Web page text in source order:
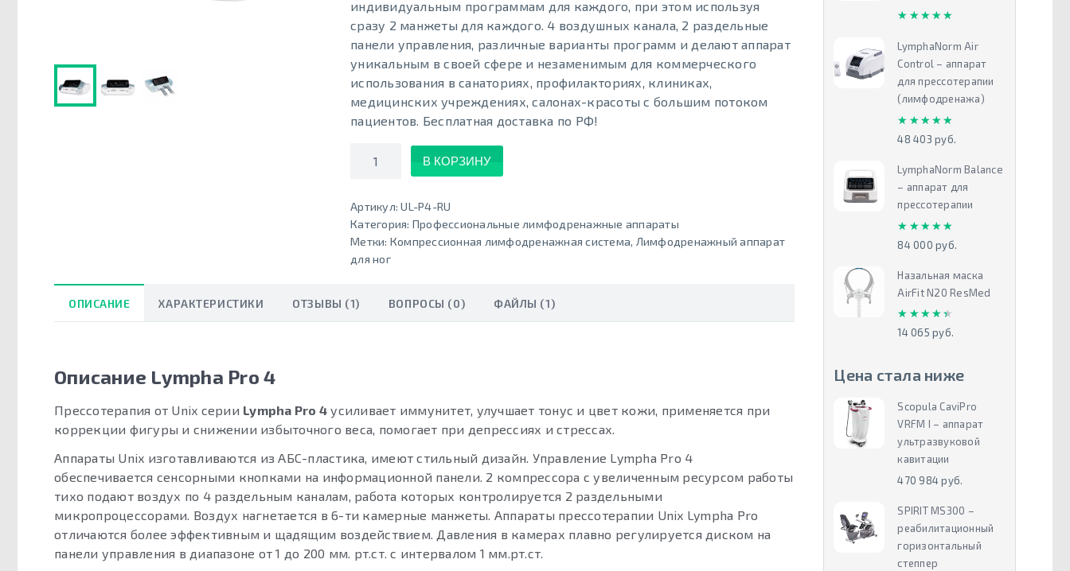
индивидуальным программам для каждого, при этом используя
сразу 2 манжеты для каждого. 4 воздушных канала, 2 раздельные
панели управления, различные варианты программ и делают аппарат
уникальным в своей сфере и незаменимым для коммерческого
использования в санаториях, профилакториях, клиниках,
медицинских учреждениях, салонах-красоты с большим потоком
пациентов. Бесплатная доставка по РФ!
Количество
В КОРЗИНУ
Артикул:UL-P4-RU
Категория: Профессиональные лимфодренажные аппараты
Метки: Компрессионная лимфодренажная система, Лимфодренажный аппарат
для ног
ОПИСАНИЕ ХАРАКТЕРИСТИКИ ОТЗЫВЫ (1) ВОПРОСЫ (0) ФАЙЛЫ (1)
Описание Lympha Pro 4
Прессотерапия от Unix серии Lympha Pro 4 усиливает иммунитет, улучшает тонус и цвет кожи, применяется при
коррекции фигуры и снижении избыточного веса, помогает при депрессиях и стрессах.
Аппараты Unix изготавливаются из АБС-пластика, имеют стильный дизайн. Управление Lympha Pro 4
обеспечивается сенсорными кнопками на информационной панели. 2 компрессора с увеличенным ресурсом работы
тихо подают воздух по 4 раздельным каналам, работа которых контролируется 2 раздельными
микропроцессорами. Воздух нагнетается в 6-ти камерные манжеты. Аппараты прессотерапии Unix Lympha Pro
отличаются более эффективным и щадящим воздействием. Давления в камерах плавно регулируется диском на
панели управления в диапазоне от 1 до 200 мм. рт.ст. с интервалом 1 мм.рт.ст.
★★★★★
★★★★★
LymphaNorm Air
Control – аппарат
для прессотерапии
(лимфодренажа)
★★★★★
★★★★★
48 403 руб.
LymphaNorm Balance
– аппарат для
прессотерапии
★★★★★
★★★★★
84 000 руб.
Назальная маска
AirFit N20 ResMed
★★★★★
★★★★★
14 065 руб.
Цена стала ниже
Scopula CaviPro
VRFM I – аппарат
ультразвуковой
кавитации
470 984 руб.
SPIRIT MS300 –
реабилитационный
горизонтальный
степпер